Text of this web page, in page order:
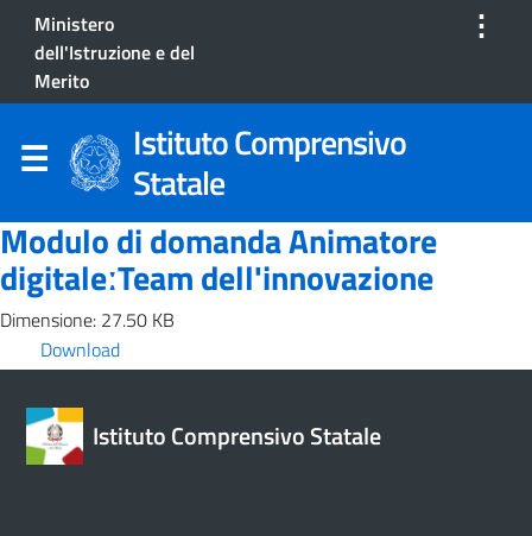
Ministero
dell'Istruzione e del
Merito
⋮
Istituto Comprensivo
Statale
Modulo di domanda Animatore
digitaleːTeam dell'innovazione
Dimensione: 27.50 KB
Download
Istituto Comprensivo Statale